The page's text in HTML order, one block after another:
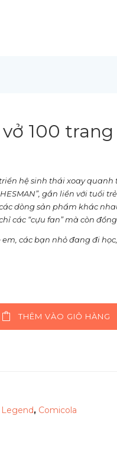
100
hệ sinh thái xoay
gắn liền với tuổi
dòng sản phẩm khác
các “cựu fan” mà còn
các bạn nhỏ đang đi
THÊM VÀO GIỎ HÀNG
, Comicola